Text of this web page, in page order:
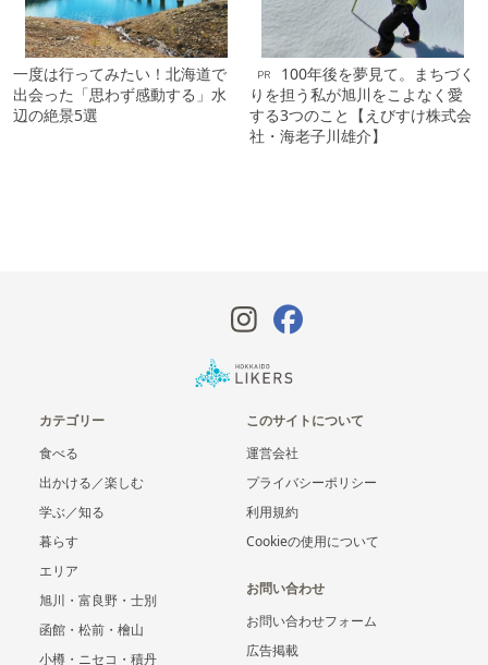
一度は行ってみたい！北海道で
出会った「思わず感動する」水
辺の絶景5選
PR
100年後を夢見て。まちづく
りを担う私が旭川をこよなく愛
する3つのこと【えびすけ株式会
社・海老子川雄介】
カテゴリー
食べる
出かける／楽しむ
学ぶ／知る
暮らす
エリア
旭川・富良野・士別
函館・松前・檜山
小樽・ニセコ・積丹
このサイトについて
運営会社
プライバシーポリシー
利用規約
Cookieの使用について
お問い合わせ
お問い合わせフォーム
広告掲載